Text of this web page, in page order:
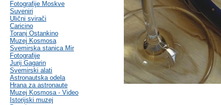
Fotografije Moskve
Suveniri
Ulični svirači
Caricino
Toranj Ostankino
Muzej Kosmosa
Svemirska stanica Mir
Fotografije
Jurij Gagarin
Svemirski alati
Astronautska odela
Hrana za astronaute
Muzej Kosmosa - Video
Istorijski muzej